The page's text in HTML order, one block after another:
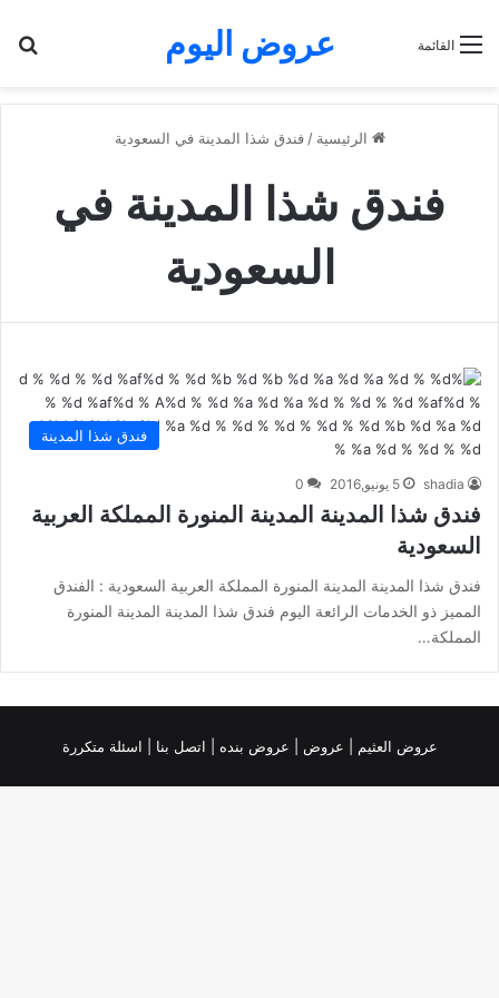
عروض اليوم القائمة
الرئيسية / فندق شذا المدينة في السعودية
فندق شذا المدينة في
السعودية
فندق شذا المدينة
shadia 5 يونيو,2016 0
فندق شذا المدينة المدينة المنورة المملكة العربية
السعودية
فندق شذا المدينة المدينة المنورة المملكة العربية السعودية : الفندق
المميز ذو الخدمات الرائعة اليوم فندق شذا المدينة المدينة المنورة
المملكة…
عروض العثيم عروض عروض بنده | اتصل بنا | اسئلة متكررة